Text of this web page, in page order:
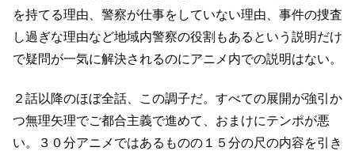
を持てる理由、警察が仕事をしていない理由、 事件の捜査
し過ぎな理由など地域内警察の役割もあるという説明だけ
で疑問が一気に解決されるのにアニメ内での説明はない。
２話以降のほぼ全話、この調子だ。 すべての展開が強引か
つ無理矢理でご都合主義で進めて、おまけにテンポが悪
い。
３０分アニメではあるものの１５分の尺の内容を引き